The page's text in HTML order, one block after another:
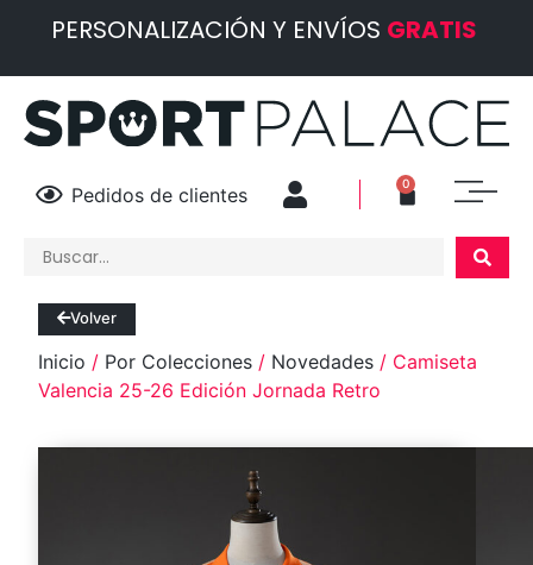
PERSONALIZACIÓN Y ENVÍOS GRATIS
Pedidos de clientes 0
Volver
Inicio / Por Colecciones / Novedades / Camiseta
Valencia 25-26 Edición Jornada Retro